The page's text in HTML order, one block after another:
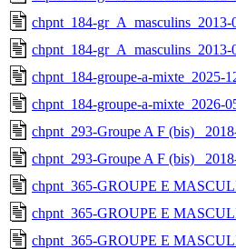
chpnt_184-gr_A_masculins_2013-
chpnt_184-gr_A_masculins_2013-
chpnt_184-groupe-a-mixte_2025-
chpnt_184-groupe-a-mixte_2026-
chpnt_293-Groupe A F (bis)
chpnt_293-Groupe A F (bis)
chpnt_365-GROUPE E
chpnt_365-GROUPE E
chpnt_365-GROUPE E